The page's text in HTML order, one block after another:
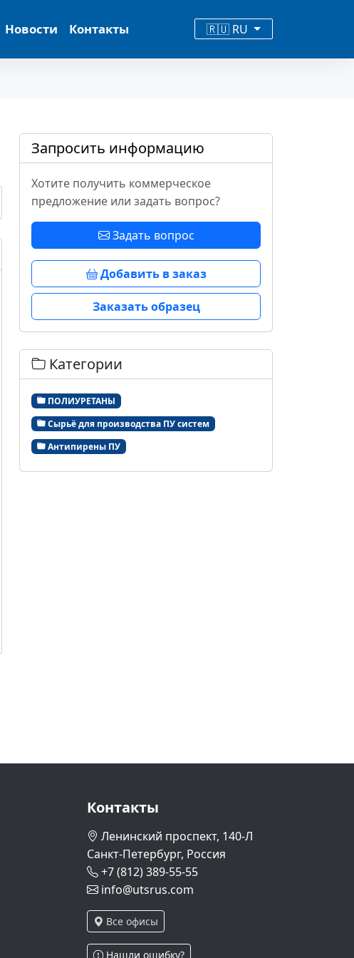
Новости Контакты 🇷🇺 RU
Запросить информацию
Хотите получить коммерческое
предложение или задать вопрос?
Задать вопрос
Добавить в заказ
Заказать образец
Категории
ПОЛИУРЕТАНЫ
Сырьё для производства ПУ систем
Антипирены ПУ
Контакты
Ленинский проспект, 140-Л
Санкт-Петербург, Россия
+7 (812) 389-55-55
info@utsrus.com
Все офисы
Нашли ошибку?